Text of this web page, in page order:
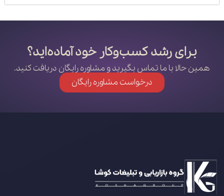
برای رشد کسب‌وکار خود آماده‌اید؟
همین حالا با ما تماس بگیرید و مشاوره رایگان دریافت کنید.
درخواست مشاوره رایگان